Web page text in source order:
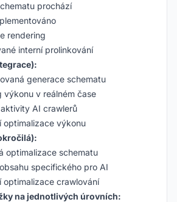
prochází
rendering
interní prolinkování
generace schematu
výkonu v reálném čase
AI crawlerů
optimalizace výkonu
optimalizace schematu
specifického pro AI
optimalizace crawlování
na jednotlivých úrovních: